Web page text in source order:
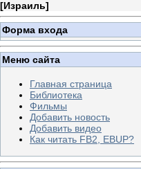
[Израиль]
Форма входа
Меню сайта
Главная страница
Библиотека
Фильмы
Добавить новость
Добавить видео
Как читать FB2, EBUP?